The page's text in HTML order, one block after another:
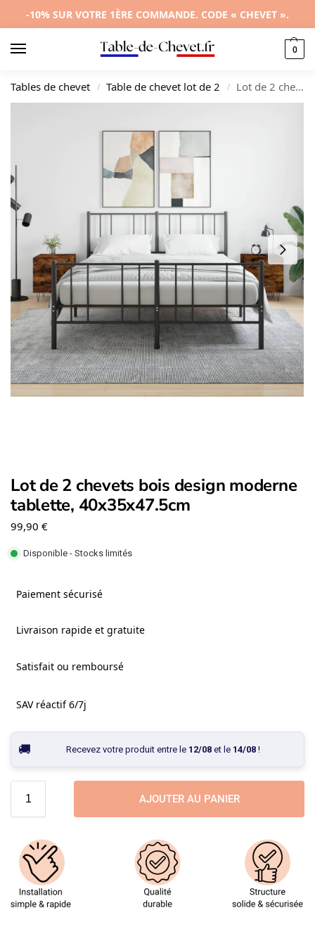
-10% SUR VOTRE 1ÈRE COMMANDE. CODE « CHEVET ».
0
Tables de chevet / Table de chevet lot de 2 / Lot de 2 chevets bois design moderne tablette, 40x35x47.5cm
Lot de 2 chevets bois design moderne
tablette, 40x35x47.5cm
99,90 €
Disponible - Stocks limités
Paiement sécurisé
Livraison rapide et gratuite
Satisfait ou remboursé
SAV réactif 6/7j
Recevez votre produit entre le 12/08et le 14/08!
AJOUTER AU PANIER